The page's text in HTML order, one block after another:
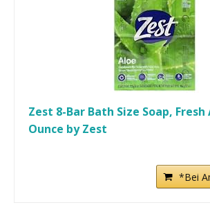
Zest 8-Bar Bath Size Soap, Fresh
Ounce by Zest
*Bei